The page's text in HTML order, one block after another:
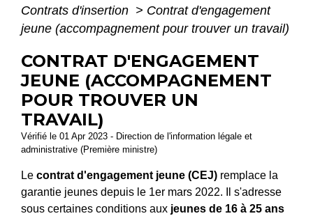
Contrats d'insertion > Contrat d'engagement
jeune (accompagnement pour trouver un travail)
CONTRAT D'ENGAGEMENT
JEUNE (ACCOMPAGNEMENT
POUR TROUVER UN
TRAVAIL)
Vérifié le 01 Apr 2023 - Direction de l'information légale et
administrative (Première ministre)
Le contrat d'engagement jeune (CEJ) remplace la
garantie jeunes depuis le 1er mars 2022. Il s'adresse
sous certaines conditions aux jeunes de 16 à 25 ans